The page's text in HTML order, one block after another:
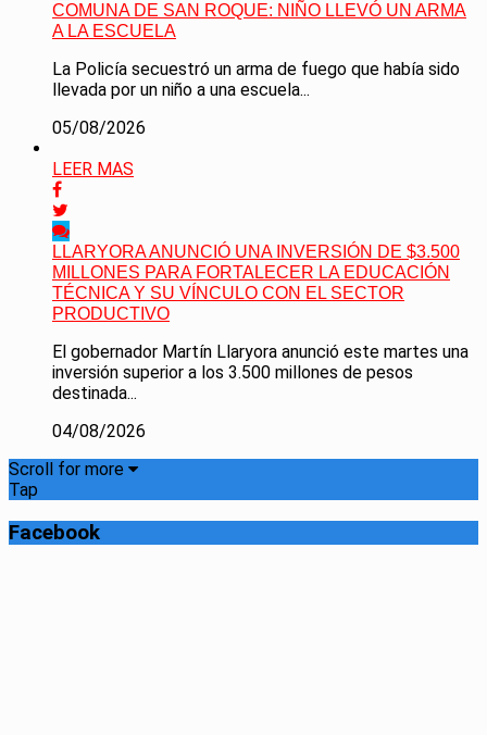
COMUNA DE SAN ROQUE: NIÑO LLEVÓ UN ARMA
A LA ESCUELA
La Policía secuestró un arma de fuego que había sido
llevada por un niño a una escuela...
05/08/2026
LEER MAS
LLARYORA ANUNCIÓ UNA INVERSIÓN DE $3.500
MILLONES PARA FORTALECER LA EDUCACIÓN
TÉCNICA Y SU VÍNCULO CON EL SECTOR
PRODUCTIVO
El gobernador Martín Llaryora anunció este martes una
inversión superior a los 3.500 millones de pesos
destinada...
04/08/2026
Scroll for more
Tap
Facebook